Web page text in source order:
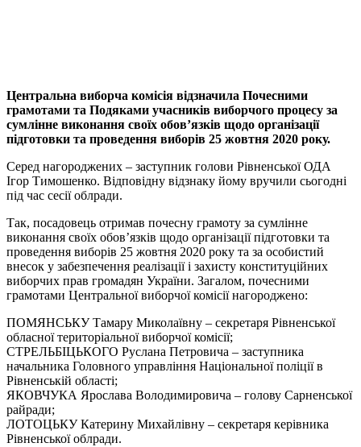
Центральна виборча комісія відзначила Почесними
грамотами та Подяками учасників виборчого процесу за
сумлінне виконання своїх обов’язків щодо організації
підготовки та проведення виборів 25 жовтня 2020 року.
Серед нагороджених – заступник голови Рівненської ОДА
Ігор Тимошенко. Відповідну відзнаку йому вручили сьогодні
під час сесії облради.
Так, посадовець отримав почесну грамоту за сумлінне
виконання своїх обов’язків щодо організації підготовки та
проведення виборів 25 жовтня 2020 року та за особистий
внесок у забезпечення реалізації і захисту конституційних
виборчих прав громадян України. Загалом, почесними
грамотами Центральної виборчої комісії нагороджено:
ПОМЯНСЬКУ Тамару Миколаївну – секретаря Рівненської
обласної територіальної виборчої комісії;
СТРЕЛЬБІЦЬКОГО Руслана Петровича – заступника
начальника Головного управління Національної поліції в
Рівненській області;
ЯКОВЧУКА Ярослава Володимировича – голову Сарненської
райради;
ЛОТОЦЬКУ Катерину Михайлівну – секретаря керівника
Рівненської облради.